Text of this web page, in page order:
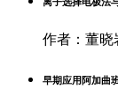
作者：董晓
早期应用阿加曲